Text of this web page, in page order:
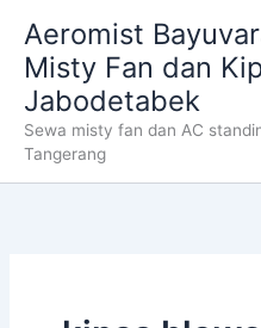
content
Aeromist
Misty Fan dan
Jabodetabek
Sewa misty fan dan AC
Tangerang